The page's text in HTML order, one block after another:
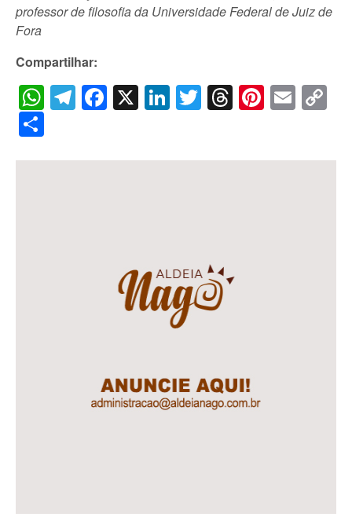
professor de filosofia da Universidade Federal de Juiz de
Fora
Compartilhar:
WhatsApp
Telegram
Facebook
X LinkedIn
Twitter
Threads